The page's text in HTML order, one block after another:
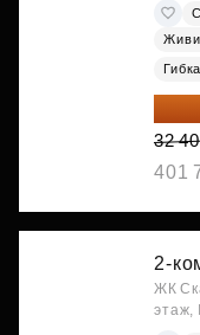
24
32
401
2-
ЖК
этаж,